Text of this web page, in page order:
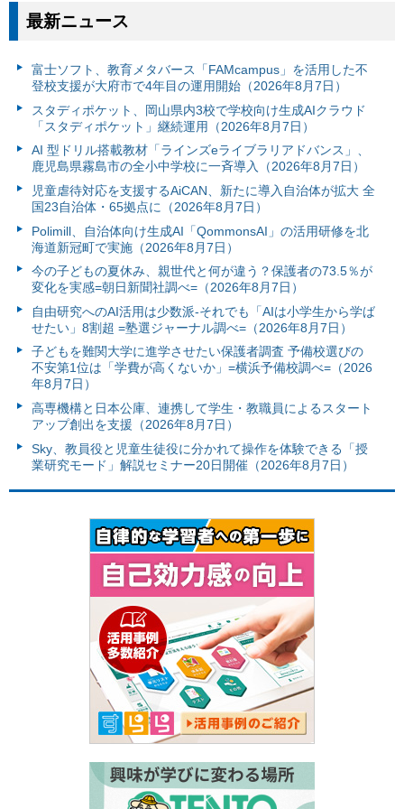
最新ニュース
富⼠ソフト、教育メタバース「FAMcampus」を活用した不
登校支援が大府市で4年目の運用開始（2026年8月7日）
スタディポケット、岡山県内3校で学校向け生成AIクラウド
「スタディポケット」継続運用（2026年8月7日）
AI 型ドリル搭載教材「ラインズeライブラリアドバンス」、
鹿児島県霧島市の全小中学校に一斉導入（2026年8月7日）
児童虐待対応を支援するAiCAN、新たに導入自治体が拡大 全
国23自治体・65拠点に（2026年8月7日）
Polimill、自治体向け生成AI「QommonsAI」の活用研修を北
海道新冠町で実施（2026年8月7日）
今の子どもの夏休み、親世代と何が違う？保護者の73.5％が
変化を実感=朝日新聞社調べ=（2026年8月7日）
自由研究へのAI活用は少数派-それでも「AIは小学生から学ば
せたい」8割超 =塾選ジャーナル調べ=（2026年8月7日）
子どもを難関大学に進学させたい保護者調査 予備校選びの
不安第1位は「学費が高くないか」=横浜予備校調べ=（2026
年8月7日）
高専機構と日本公庫、連携して学生・教職員によるスタート
アップ創出を支援（2026年8月7日）
Sky、教員役と児童生徒役に分かれて操作を体験できる「授
業研究モード」解説セミナー20日開催（2026年8月7日）